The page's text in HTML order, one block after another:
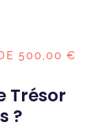
500,00 €
Trésor
?